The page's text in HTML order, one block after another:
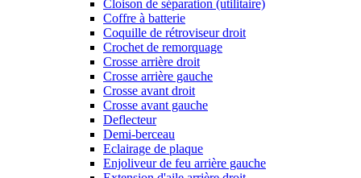
Cloison de séparation (utilitaire)
Coffre à batterie
Coquille de rétroviseur droit
Crochet de remorquage
Crosse arrière droit
Crosse arrière gauche
Crosse avant droit
Crosse avant gauche
Deflecteur
Demi-berceau
Eclairage de plaque
Enjoliveur de feu arrière gauche